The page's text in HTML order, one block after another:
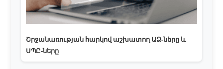
Շրջանառության հարկով աշխատող ԱՁ-ները և
ՍՊԸ-ները